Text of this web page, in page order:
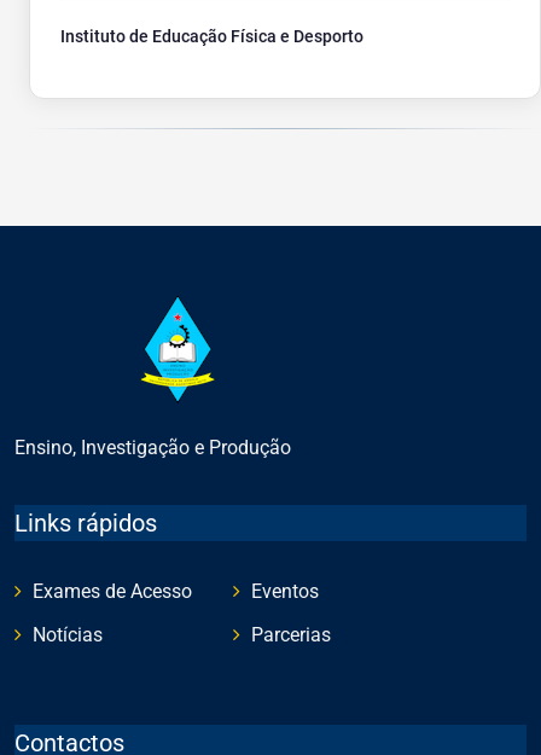
Instituto de Educação Física e Desporto
Ensino, Investigação e Produção
Links rápidos
Exames de Acesso
Notícias
Eventos
Parcerias
Contactos